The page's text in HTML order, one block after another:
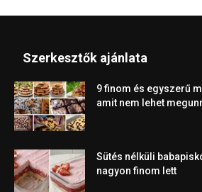
Szerkesztők ajánlata
9 finom és egyszerű
amit nem lehet
Sütés nélküli
nagyon finom lett